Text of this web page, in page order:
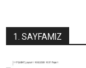
1. SAYFAMIZ